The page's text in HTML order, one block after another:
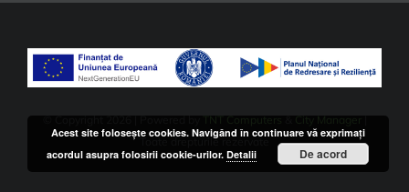
© Copyright2026 | Powered byTNT Computers&City Manager|
Toate drepturile rezervate
Acest site foloseşte cookies. Navigând în continuare vă exprimaţi
acordul asupra folosirii cookie-urilor.Detalii De acord